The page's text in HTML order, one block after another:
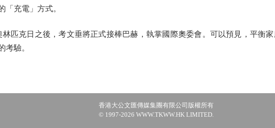
「充電」方式。
克日之後，考文垂將正式接棒巴赫，執掌國際奧委會。可以預見，平衡家
考驗。
香港大公文匯傳媒集團有限公司版權所有
© 1997-2026 WWW.TKWW.HK LIMITED.